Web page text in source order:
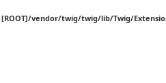
[ROOT]/vendor/twig/twig/lib/Twig/